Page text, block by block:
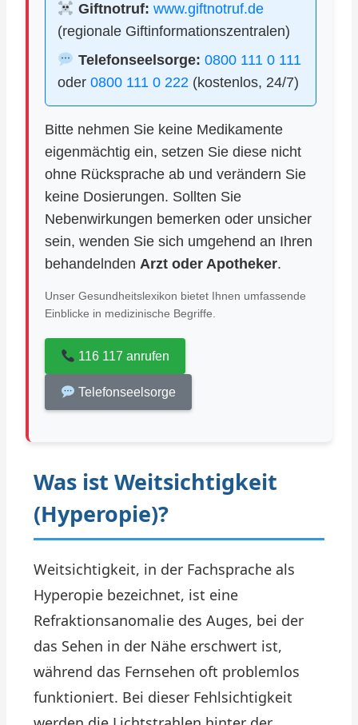
Giftnotruf: www.giftnotruf.de
(regionale Giftinformationszentralen)
Telefonseelsorge: 0800 111 0 111
oder 0800 111 0 222 (kostenlos, 24/7)
Bitte nehmen Sie keine Medikamente
eigenmächtig ein, setzen Sie diese nicht
ohne Rücksprache ab und verändern Sie
keine Dosierungen. Sollten Sie
Nebenwirkungen bemerken oder unsicher
sein, wenden Sie sich umgehend an Ihren
behandelnden Arzt oder Apotheker.
Unser Gesundheitslexikon bietet Ihnen umfassende
Einblicke in medizinische Begriffe.
116 117 anrufen
Telefonseelsorge
Was ist Weitsichtigkeit
(Hyperopie)?
Weitsichtigkeit, in der Fachsprache als
Hyperopie bezeichnet, ist eine
Refraktionsanomalie des Auges, bei der
das Sehen in der Nähe erschwert ist,
während das Fernsehen oft problemlos
funktioniert. Bei dieser Fehlsichtigkeit